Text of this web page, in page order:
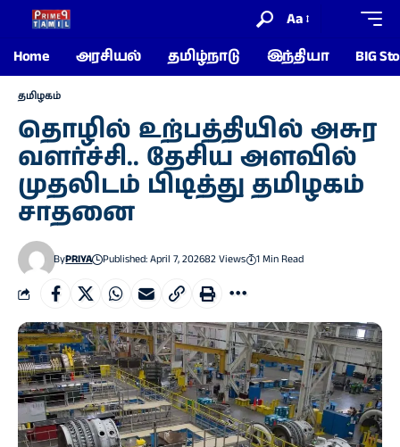
Aa
Home
அரசியல் தமிழ்நாடு இந்தியா BIG
தமிழகம்
தொழில் உற்பத்தியில் அசுர
வளர்ச்சி.. தேசிய அளவில்
முதலிடம் பிடித்து தமிழகம்
சாதனை
ByPRIYA Published: April 7, 202682 Views 1 Min Read